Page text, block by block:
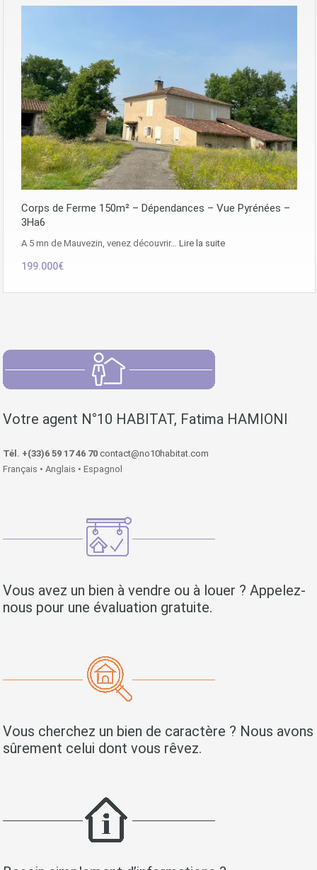
Corps de Ferme 150m² – Dépendances – Vue Pyrénées –
3Ha6
A 5 mn de Mauvezin, venez découvrir… Lire la suite
199.000€
Votre agent N°10 HABITAT, Fatima HAMIONI
Tél. +(33)6 59 17 46 70 contact@no10habitat.com
Français • Anglais • Espagnol
Vous avez un bien à vendre ou à louer ? Appelez-
nous pour une évaluation gratuite.
Vous cherchez un bien de caractère ? Nous avons
sûrement celui dont vous rêvez.